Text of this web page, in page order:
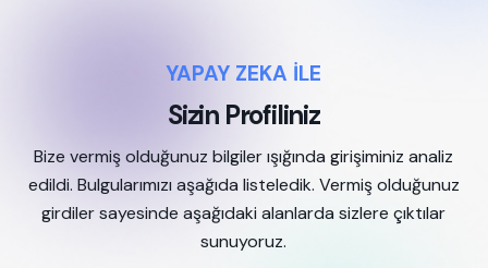
YAPAY ZEKA İLE
Sizin Profiliniz
Bize vermiş olduğunuz bilgiler ışığında girişiminiz analiz
edildi. Bulgularımızı aşağıda listeledik. Vermiş olduğunuz
girdiler sayesinde aşağıdaki alanlarda sizlere çıktılar
sunuyoruz.